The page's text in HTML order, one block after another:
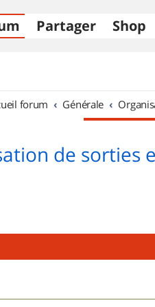
Partager Shop
forum Générale
de sorties